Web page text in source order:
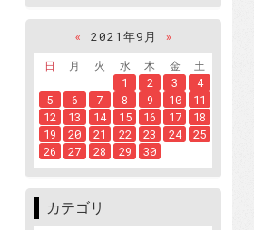
« 2021年9月
»
日
月 火 水 木 金
土
1
2 3
4
5
6 7 8 9 10
11
12
13 14 15 16 17
18
19
20 21 22 23 24
25
26
27 28 29 30
カテゴリ